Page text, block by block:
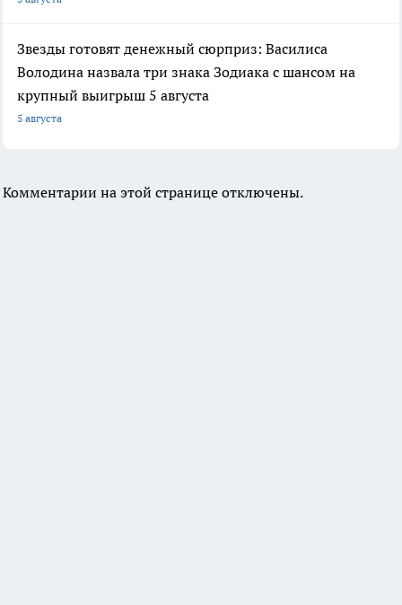
Звезды готовят денежный сюрприз: Василиса
Володина назвала три знака Зодиака с шансом на
крупный выигрыш 5 августа
5 августа
Комментарии на этой странице отключены.